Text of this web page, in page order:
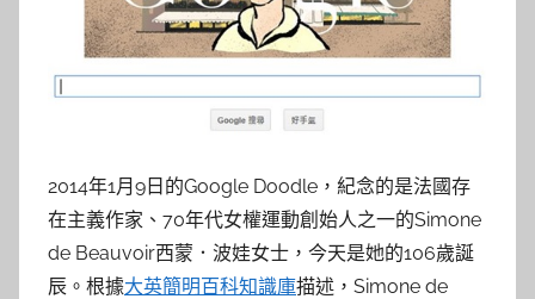
2014年1月9日的Google Doodle，紀念的是法國存
在主義作家、70年代女權運動創始人之一的Simone
de Beauvoir西蒙．波娃女士，今天是她的106歲誕
辰。根據大英簡明百科知識庫描述，Simone de